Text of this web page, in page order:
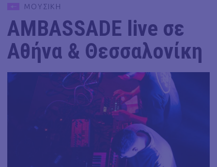
ΜΟΥΣΙΚΗ
AMBASSADE live σε
Αθήνα & Θεσσαλονίκη